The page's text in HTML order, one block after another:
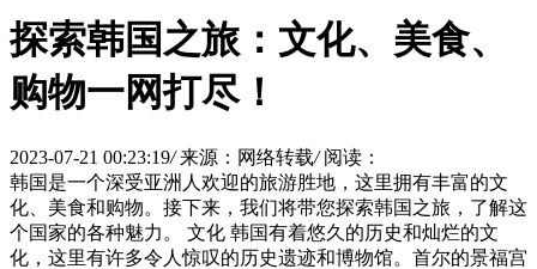
探索韩国之旅：文化、美食、
购物一网打尽！
2023-07-21 00:23:19/ 来源：网络转载/ 阅读：
韩国是一个深受亚洲人欢迎的旅游胜地，这里拥有丰富的文
化、美食和购物。接下来，我们将带您探索韩国之旅，了解这
个国家的各种魅力。 文化 韩国有着悠久的历史和灿烂的文
化，这里有许多令人惊叹的历史遗迹和博物馆。首尔的景福宫